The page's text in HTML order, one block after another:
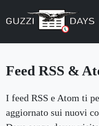
Feed RSS &
I feed RSS e Atom ti
aggiornato sui nuovi